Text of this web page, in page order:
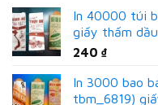
In 40000 túi
giấy thấm
240 ₫
In 3000 bao
tbm_6819)